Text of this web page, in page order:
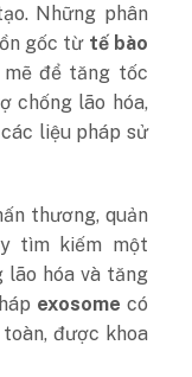
Những phân
gốc từ tế bào
mẽ để tăng tốc
chống lão hóa,
liệu pháp sử
thương, quản
tìm kiếm một
lão hóa và tăng
exosome có
được khoa